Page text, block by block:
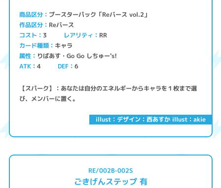
illust：デザイン：西あすか illust：akie
商品区分 ブースターパック「Reバース vol.2」
作品区分 Reバース
コスト 3 レアリティ RR
カード種類 キャラ
属性 りばあす・Go Go しちゅー's!
ATK 4 DEF 6
【スパーク】：あなたは自分のエネルギーからキャラを１枚まで選
び、メンバーに置く。
RE/002B-002S
ごきげんステップ 有